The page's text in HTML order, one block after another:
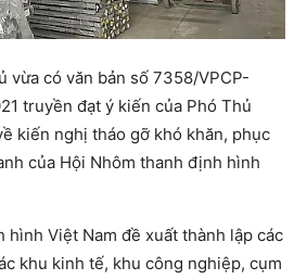
vừa có văn bản số 7358/VPCP-
truyền đạt ý kiến của Phó Thủ
kiến nghị tháo gỡ khó khăn, phục
của Hội Nhôm thanh định hình
hình Việt Nam đề xuất thành lập các
khu kinh tế, khu công nghiệp, cụm